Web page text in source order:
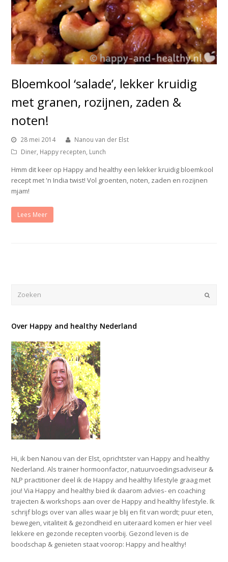
Bloemkool ‘salade’, lekker kruidig
met granen, rozijnen, zaden &
noten!
28 mei 2014
Nanou van der Elst
Diner, Happy recepten, Lunch
Hmm dit keer op Happy and healthy een lekker kruidig bloemkool
recept met 'n India twist! Vol groenten, noten, zaden en rozijnen
mjam!
Lees Meer
Over Happy and healthy Nederland
Hi, ik ben Nanou van der Elst, oprichtster van Happy and healthy
Nederland. Als trainer hormoonfactor, natuurvoedingsadviseur &
NLP practitioner deel ik de Happy and healthy lifestyle graag met
jou! Via Happy and healthy bied ik daarom advies- en coaching
trajecten & workshops aan over de Happy and healthy lifestyle. Ik
schrijf blogs over van alles waar je blij en fit van wordt; puur eten,
bewegen, vitaliteit & gezondheid en uiteraard komen er hier veel
lekkere en gezonde recepten voorbij. Gezond leven is de
boodschap & genieten staat voorop: Happy and healthy!